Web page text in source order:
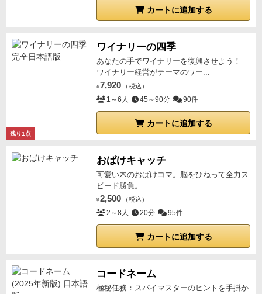
カートに追加する
残り1点
ワイナリーの四季
あなたの手でワイナリーを復興させよう！
ワイナリー経営がテーマのワー...
¥ 7,920 （税込）
1～6人 45～90分 90件
カートに追加する
おばけキャッチ
可愛い木のおばけコマ。脳をひねって全力ス
ピード勝負。
¥ 2,500 （税込）
2～8人 20分 95件
カートに追加する
コードネーム
極秘任務：スパイマスターのヒントを手掛か